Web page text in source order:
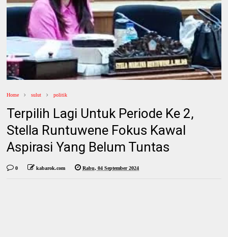
Home sulut politik
Terpilih Lagi Untuk Periode Ke 2,
Stella Runtuwene Fokus Kawal
Aspirasi Yang Belum Tuntas
0 kabarok.com Rabu, 04 September 2024